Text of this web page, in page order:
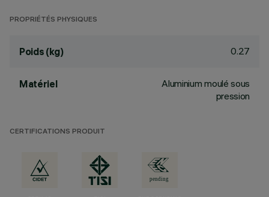
PROPRIÉTÉS PHYSIQUES
Poids (kg) 0.27
Matériel
Aluminium moulé sous
pression
CERTIFICATIONS PRODUIT